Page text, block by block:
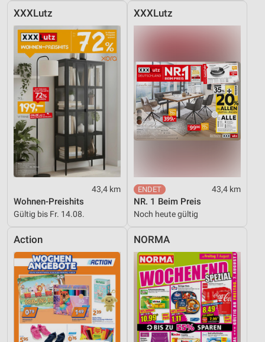
XXXLutz
43,4 km
Wohnen-Preishits
Gültig bis Fr. 14.08.
XXXLutz
43,4 km
NR. 1 Beim Preis
Noch heute gültig
Action NORMA